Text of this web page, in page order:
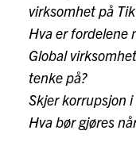
virksomhet på
Hva er fordelene
Global
tenke på?
Skjer korrupsjon i
Hva bør gjøres